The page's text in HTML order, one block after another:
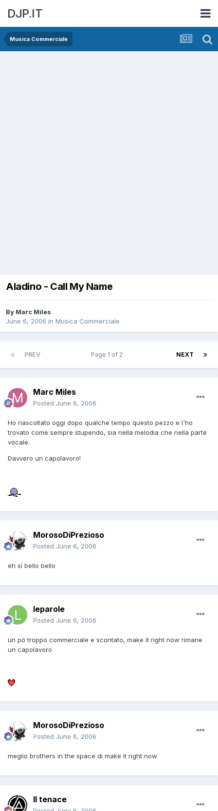
DJP.IT
Musica Commerciale
Aladino - Call My Name
By Marc Miles
June 6, 2006 in Musica Commerciale
PREV NEXT
Page 1 of 2
Marc Miles
Posted June 6, 2006
Ho riascoltato oggi dopo qualche tempo questo pezzo e l'ho
trovato come sempre stupendo, sia nella melodia che nella parte
vocale.
Davvero un capolavoro!
MorosoDiPrezioso
Posted June 6, 2006
eh sì bello bello
leparole
Posted June 6, 2006
un pò troppo commerciale e scontato, make it right now rimane
un capolavoro
MorosoDiPrezioso
Posted June 6, 2006
meglio brothers in the space di make it right now
Il tenace